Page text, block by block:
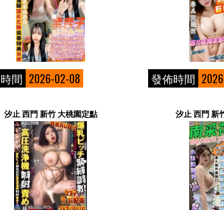
間 2026-02-08 發佈時間
汐止 西門 新竹 大桃園定點 汐止 西門 新